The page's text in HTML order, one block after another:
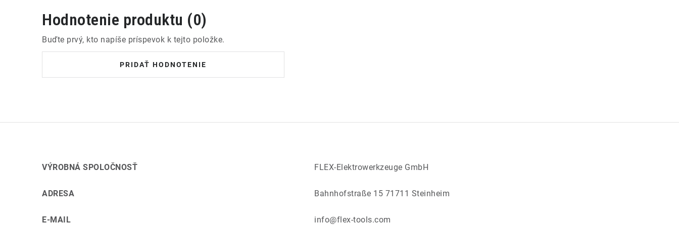
Hodnotenie produktu (0)
Buďte prvý, kto napíše príspevok k tejto položke.
PRIDAŤ HODNOTENIE
VÝROBNÁ SPOLOČNOSŤ FLEX-Elektrowerkzeuge GmbH
ADRESA Bahnhofstraße 15 71711 Steinheim
E-MAIL info@flex-tools.com